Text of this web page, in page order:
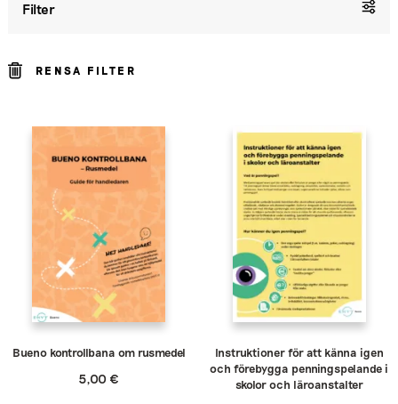
Filter
RENSA FILTER
Bueno kontrollbana om rusmedel
5,00€
Instruktioner för att känna igen
och förebygga penningspelande i
skolor och läroanstalter